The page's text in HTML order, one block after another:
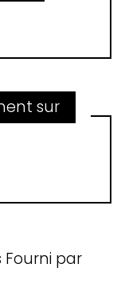
sur
Fourni par